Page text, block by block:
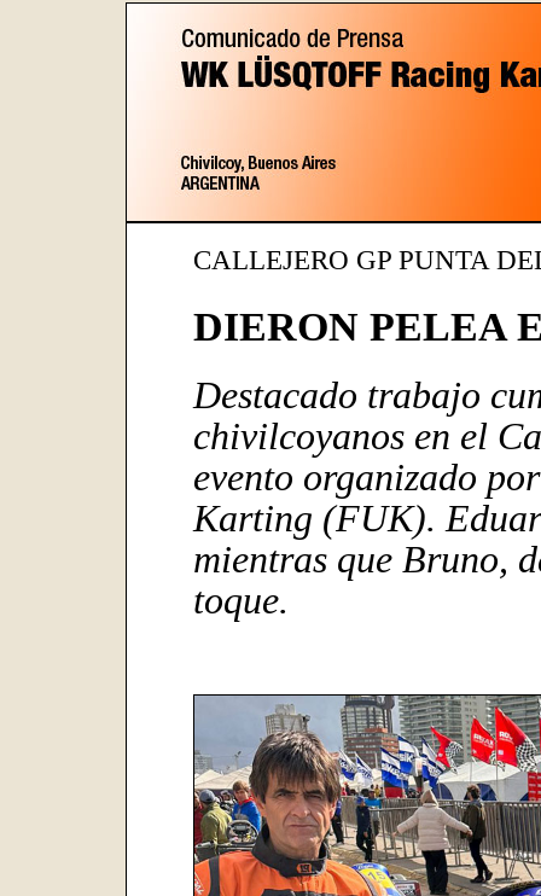
CALLEJERO GP PUNTA
DIERON PELEA
Destacado trabajo
chivilcoyanos en el
evento organizado
Karting (FUK).
mientras que Bruno,
toque.